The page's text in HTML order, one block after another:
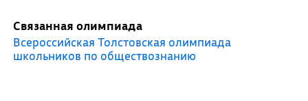
Связанная олимпиада
Всероссийская Толстовская олимпиада
школьников по обществознанию